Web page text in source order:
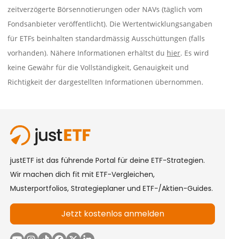
zeitverzögerte Börsennotierungen oder NAVs (täglich vom
Fondsanbieter veröffentlicht). Die Wertentwicklungsangaben
für ETFs beinhalten standardmässig Ausschüttungen (falls
vorhanden). Nähere Informationen erhältst du hier. Es wird
keine Gewähr für die Vollständigkeit, Genauigkeit und
Richtigkeit der dargestellten Informationen übernommen.